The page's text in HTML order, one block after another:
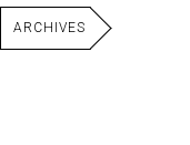
ARCHIVES